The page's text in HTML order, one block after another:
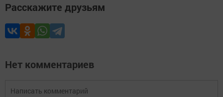
Расскажите друзьям
Нет комментариев